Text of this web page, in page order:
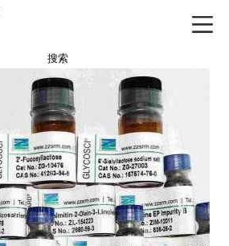
搜索